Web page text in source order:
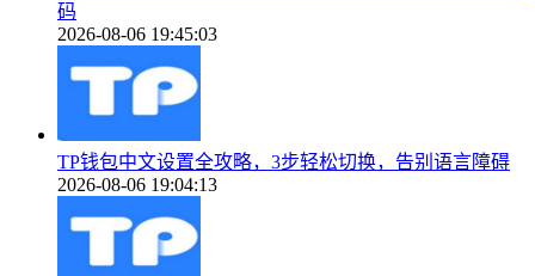
码
2026-08-06 19:45:03
TP钱包中文设置全攻略，3步轻松切换，告别语言障碍
2026-08-06 19:04:13